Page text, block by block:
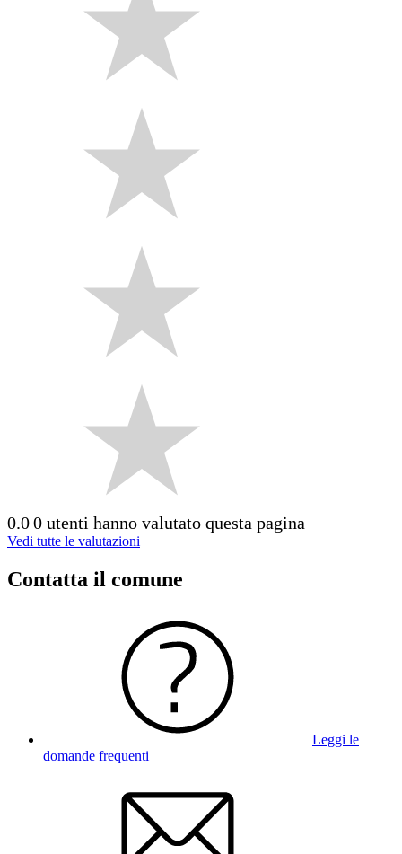
0.00 utenti hanno valutato questa pagina
Vedi tutte le valutazioni
Contatta il comune
Leggi le
domande frequenti